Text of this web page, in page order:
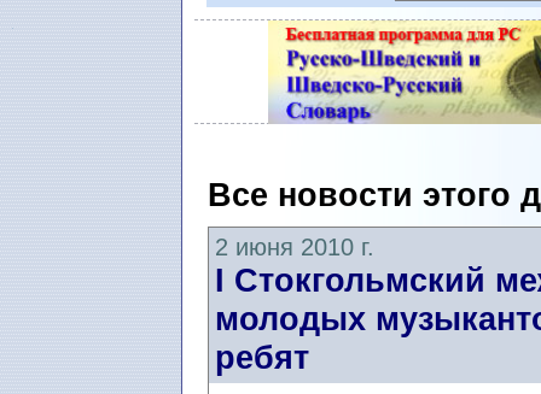
Все новости этого
2 июня 2010 г.
I Стокгольмский
молодых
ребят